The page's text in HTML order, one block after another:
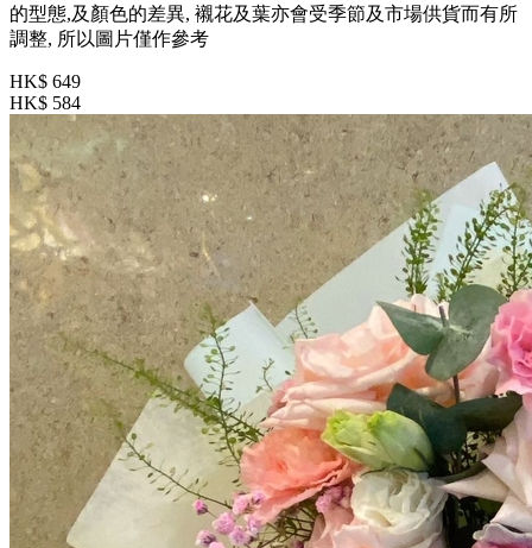
的型態,及顏色的差異, 襯花及葉亦會受季節及市場供貨而有所
調整, 所以圖片僅作參考
HK$ 649
HK$ 584